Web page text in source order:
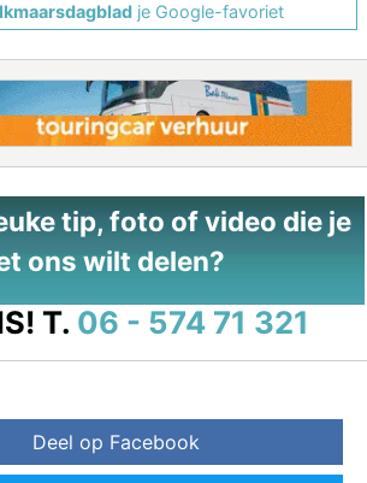
je Google-favoriet
tip, foto of video die je
ons wilt delen?
T. 06 - 574 71 321
Deel op Facebook